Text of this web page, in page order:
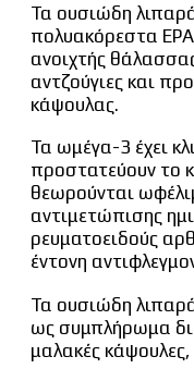
Τα ουσιώδη
πολυακόρεστα
ανοιχτής
αντζούγιες και
κάψουλας.
Τα ωμέγα-3 έχει
προστατεύουν το
θεωρούνται
αντιμετώπισης
ρευματοειδούς
έντονη
Τα ουσιώδη
ως συμπλήρωμα
μαλακές